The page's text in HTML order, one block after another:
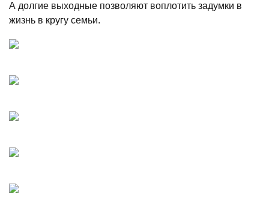
А долгие выходные позволяют воплотить задумки в
жизнь в кругу семьи.